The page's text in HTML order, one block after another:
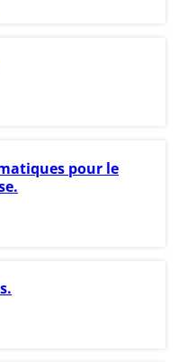
pour le